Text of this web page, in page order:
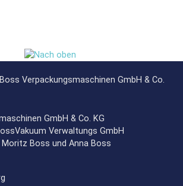
GmbH & Co. KG
Verwaltungs GmbH
Boss und Anna Boss